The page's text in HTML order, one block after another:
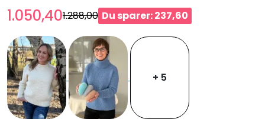
1.050,401.288,00 Du sparer: 237,60
+ 5